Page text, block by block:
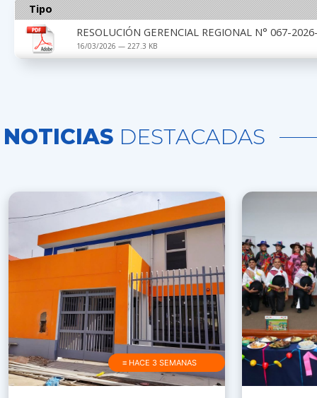
Tipo
RESOLUCIÓN GERENCIAL REGIONAL N° 067-
16/03/2026 — 227.3 KB
NOTICIAS DESTACADAS
≡ HACE 3 SEMANAS